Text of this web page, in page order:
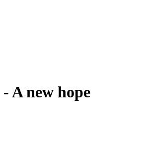
-A new hope